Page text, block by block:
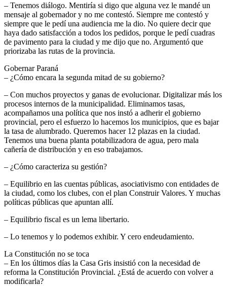
– Tenemos diálogo. Mentiría si digo que alguna vez le mandé un
mensaje al gobernador y no me contestó. Siempre me contestó y
siempre que le pedí una audiencia me la dio. No quiere decir que
haya dado satisfacción a todos los pedidos, porque le pedí cuadras
de pavimento para la ciudad y me dijo que no. Argumentó que
priorizaba las rutas de la provincia.
Gobernar Paraná
– ¿Cómo encara la segunda mitad de su gobierno?
– Con muchos proyectos y ganas de evolucionar. Digitalizar más los
procesos internos de la municipalidad. Eliminamos tasas,
acompañamos una política que nos instó a adherir el gobierno
provincial, pero el esfuerzo lo hacemos los municipios, que es bajar
la tasa de alumbrado. Queremos hacer 12 plazas en la ciudad.
Tenemos una buena planta potabilizadora de agua, pero mala
cañería de distribución y en eso trabajamos.
– ¿Cómo caracteriza su gestión?
– Equilibrio en las cuentas públicas, asociativismo con entidades de
la ciudad, como los clubes, con el plan Construir Valores. Y muchas
políticas públicas que apuntan allí.
– Equilibrio fiscal es un lema libertario.
– Lo tenemos y lo podemos exhibir. Y cero endeudamiento.
La Constitución no se toca
– En los últimos días la Casa Gris insistió con la necesidad de
reforma la Constitución Provincial. ¿Está de acuerdo con volver a
modificarla?